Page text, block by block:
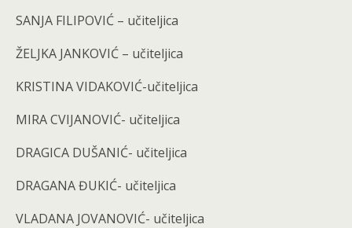
SANJA FILIPOVIĆ – učiteljica
ŽELJKA JANKOVIĆ – učiteljica
KRISTINA VIDAKOVIĆ-učiteljica
MIRA CVIJANOVIĆ- učiteljica
DRAGICA DUŠANIĆ- učiteljica
DRAGANA ĐUKIĆ- učiteljica
VLADANA JOVANOVIĆ- učiteljica